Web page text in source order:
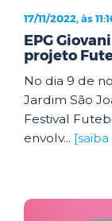
17/11/2022, às
EPG
projeto
No dia 9 de
Jardim São
Festival
envolv... [saiba